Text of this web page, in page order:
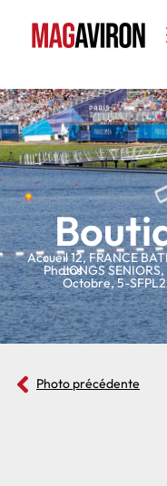
Accueil
»
Photos
»12,FRANCE
LONGS SENIORS,
Octobre,5-
Photo précédente